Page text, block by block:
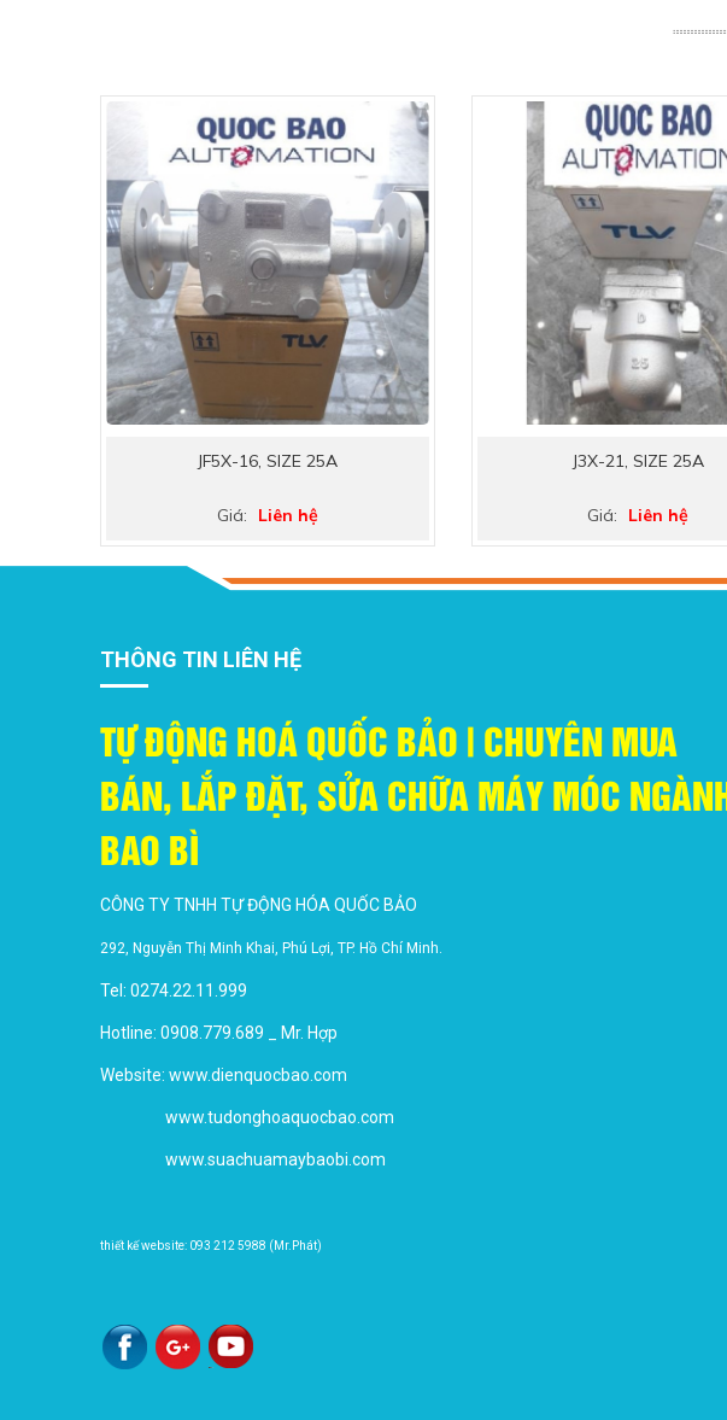
JF5X-16, SIZE 25A
Giá: Liên hệ
J3X-21, SIZE 25A
Giá: Liên hệ
THÔNG TIN LIÊN HỆ
TỰ ĐỘNG HOÁ QUỐC BẢO | CHUYÊN MUA
BÁN, LẮP ĐẶT, SỬA CHỮA MÁY MÓC NGÀNH
BAO BÌ
CÔNG TY TNHH TỰ ĐỘNG HÓA QUỐC BẢO
292, Nguyễn Thị Minh Khai, Phú Lợi, TP. Hồ Chí Minh.
Tel: 0274.22.11.999
Hotline: 0908.779.689 _ Mr. Hợp
Website: www.dienquocbao.com
www.tudonghoaquocbao.com
www.suachuamaybaobi.com
thiết kế website: 093 212 5988 (Mr.Phát)